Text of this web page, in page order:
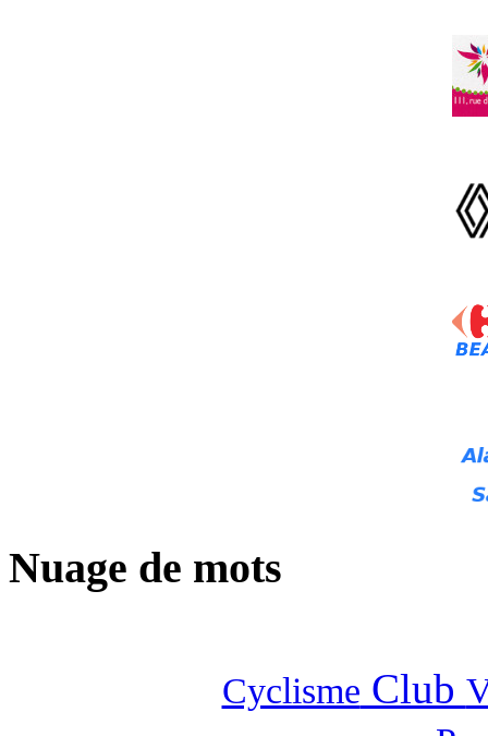
Nuage de mots
Cyclisme Club